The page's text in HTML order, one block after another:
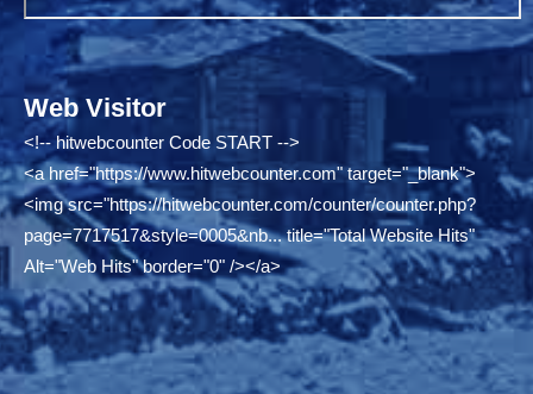
Web Visitor
<!-- hitwebcounter Code START -->
<a href="https://www.hitwebcounter.com"target="_blank">
<img src="https://hitwebcounter.com/counter/counter.php?
page=7717517&style=0005&nb...title="Total Website Hits"
Alt="Web Hits" border="0" /></a>